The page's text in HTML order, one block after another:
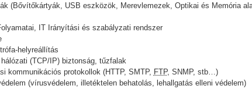
(Bővítőkártyák, USB eszközök, Merevlemezek, Optikai és Memória
IT Irányítási és szabályzati rendszer
helyreállítás
(TCP/IP) biztonság, tűzfalak
kommunikációs protokollok (HTTP, SMTP, FTP, SNMP, stb…)
(vírusvédelem, illetéktelen behatolás, lehallgatás elleni védelem)